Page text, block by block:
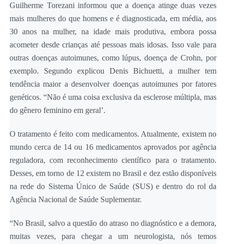
Guilherme Torezani informou que a doença atinge duas vezes
mais mulheres do que homens e é diagnosticada, em média, aos
30 anos na mulher, na idade mais produtiva, embora possa
acometer desde crianças até pessoas mais idosas. Isso vale para
outras doenças autoimunes, como lúpus, doença de Crohn, por
exemplo. Segundo explicou Denis Bichuetti, a mulher tem
tendência maior a desenvolver doenças autoimunes por fatores
genéticos. “Não é uma coisa exclusiva da esclerose múltipla, mas
do gênero feminino em geral’.
O tratamento é feito com medicamentos. Atualmente, existem no
mundo cerca de 14 ou 16 medicamentos aprovados por agência
reguladora, com reconhecimento científico para o tratamento.
Desses, em torno de 12 existem no Brasil e dez estão disponíveis
na rede do Sistema Único de Saúde (SUS) e dentro do rol da
Agência Nacional de Saúde Suplementar.
“No Brasil, salvo a questão do atraso no diagnóstico e a demora,
muitas vezes, para chegar a um neurologista, nós temos